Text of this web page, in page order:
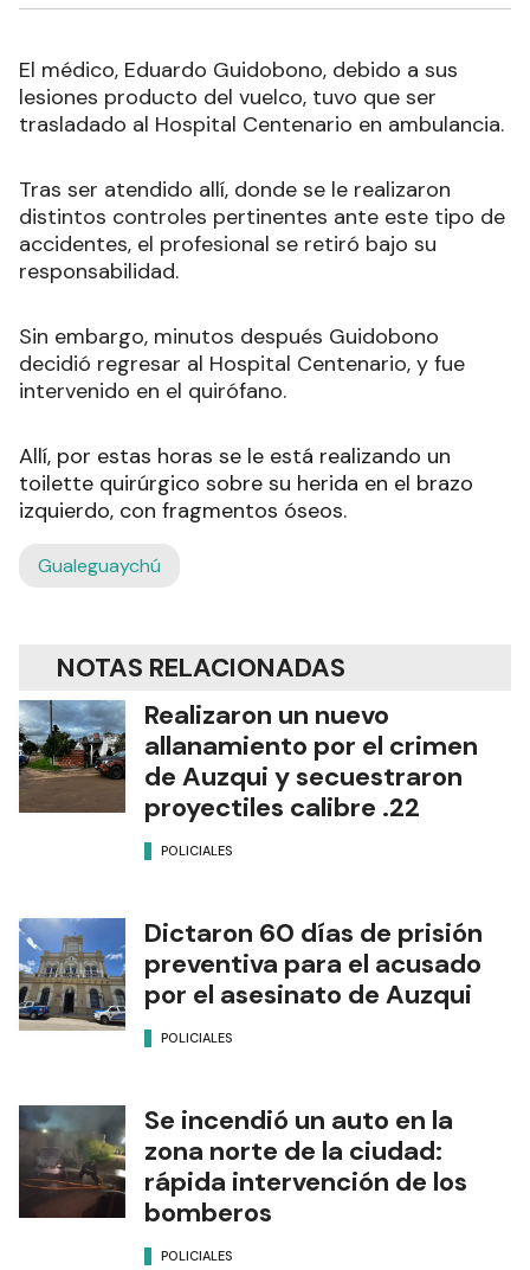
El médico, Eduardo Guidobono, debido a sus
lesiones producto del vuelco, tuvo que ser
trasladado al Hospital Centenario en ambulancia.
Tras ser atendido allí, donde se le realizaron
distintos controles pertinentes ante este tipo de
accidentes, el profesional se retiró bajo su
responsabilidad.
Sin embargo, minutos después Guidobono
decidió regresar al Hospital Centenario, y fue
intervenido en el quirófano.
Allí, por estas horas se le está realizando un
toilette quirúrgico sobre su herida en el brazo
izquierdo, con fragmentos óseos.
Gualeguaychú
NOTAS RELACIONADAS
Realizaron un nuevo
allanamiento por el crimen
de Auzqui y secuestraron
proyectiles calibre .22
POLICIALES
Dictaron 60 días de prisión
preventiva para el acusado
por el asesinato de Auzqui
POLICIALES
Se incendió un auto en la
zona norte de la ciudad:
rápida intervención de los
bomberos
POLICIALES